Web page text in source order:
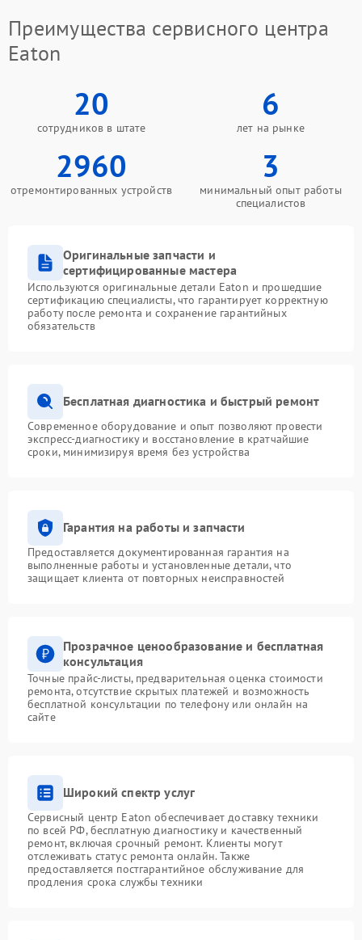
Преимущества сервисного центра
Eaton
20
сотрудников в штате
6
лет на рынке
2960
отремонтированных устройств
3
минимальный опыт работы
специалистов
Оригинальные запчасти и
сертифицированные мастера
Используются оригинальные детали Eaton и прошедшие
сертификацию специалисты, что гарантирует корректную
работу после ремонта и сохранение гарантийных
обязательств
Бесплатная диагностика и быстрый ремонт
Современное оборудование и опыт позволяют провести
экспресс-диагностику и восстановление в кратчайшие
сроки, минимизируя время без устройства
Гарантия на работы и запчасти
Предоставляется документированная гарантия на
выполненные работы и установленные детали, что
защищает клиента от повторных неисправностей
Прозрачное ценообразование и бесплатная
консультация
Точные прайс-листы, предварительная оценка стоимости
ремонта, отсутствие скрытых платежей и возможность
бесплатной консультации по телефону или онлайн на
сайте
Широкий спектр услуг
Сервисный центр Eaton обеспечивает доставку техники
по всей РФ, бесплатную диагностику и качественный
ремонт, включая срочный ремонт. Клиенты могут
отслеживать статус ремонта онлайн. Также
предоставляется постгарантийное обслуживание для
продления срока службы техники